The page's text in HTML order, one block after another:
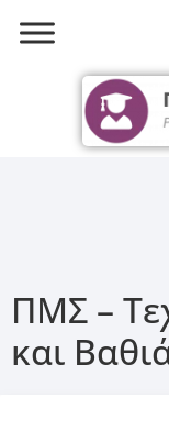
ΠΜΣ –
και